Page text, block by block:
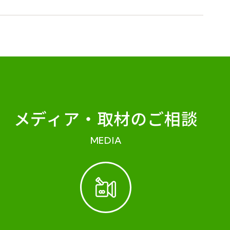
メディア・ 取材のご相談
MEDIA